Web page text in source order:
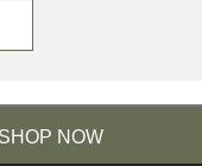
SHOP NOW